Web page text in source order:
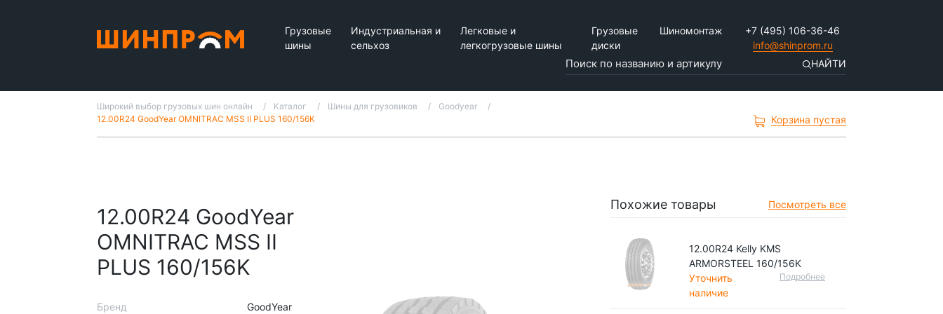
Грузовые
шины
Индустриальная и
сельхоз
Легковые и
легкогрузовые шины
Грузовые
диски
Шиномонтаж
+7 (495) 106-36-46
info@shinprom.ru
НАЙТИ
Широкий выбор грузовых шин онлайн Каталог Шины для грузовиков
Goodyear
12.00R24 GoodYear OMNITRAC MSS II PLUS 160/156K
Корзина пустая
12.00R24 GoodYear
OMNITRAC MSS II
PLUS 160/156K
Бренд GoodYear
Похожие товары Посмотреть все
12.00R24 Kelly KMS
ARMORSTEEL 160/156K
Уточнить
наличие
Подробнее